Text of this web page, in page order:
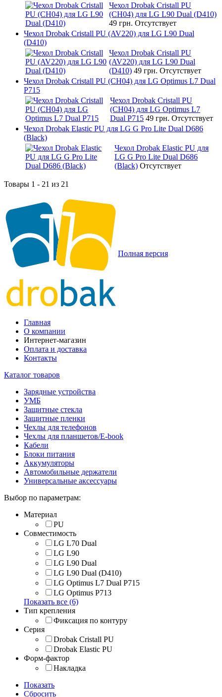
Чехол Drobak Cristall PU
(CH04) для LG L90 Dual (D410)
49 грн. Отсутствует
Чехол Drobak Cristall PU (AV220) для LG L90 Dual
(D410)
Чехол Drobak Cristall PU
(AV220) для LG L90 Dual
(D410) 49 грн. Отсутствует
Чехол Drobak Cristall PU (CH04) для LG Optimus L7 Dual
P715
Чехол Drobak Cristall PU
(CH04) для LG Optimus L7
Dual P715 49 грн. Отсутствует
Чехол Drobak Elastic PU для LG G Pro Lite Dual D686
(Black)
Чехол Drobak Elastic PU для
LG G Pro Lite Dual D686
(Black) Отсутствует
Товары 1 - 21 из 21
Полная версия
Главная
О компании
Интернет-магазин
Оплата и доставка
Контакты
Каталог товаров
Зарядные устройства
УМБ
Защитные стекла
Защитные пленки
Чехлы для телефонов
Чехлы для планшетов/E-book
Кабели
Блоки питания
Аккумуляторы
Автомобильные держатели
Универсальные аксессуары
Выбор по параметрам:
Материал
PU
Совместимость
LG L70 Dual
LG L90
LG L90 Dual
LG L90 Dual (D410)
LG Optimus L7 Dual P715
LG Optimus P713
Показать все (6)
Тип крепления
Фиксация по контуру
Серия
Drobak Cristall PU
Drobak Elastic PU
Форм-фактор
Накладка
Показать
Сбросить